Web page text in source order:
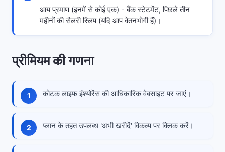
आय प्रमाण (इनमें से कोई एक) - बैंक स्टेटमेंट, पिछले तीन
महीनों की सैलरी स्लिप (यदि आप वेतनभोगी हैं)।
प्रीमियम की गणना
कोटक लाइफ इंश्योरेंस की आधिकारिक वेबसाइट पर जाएं।
प्लान के तहत उपलब्ध 'अभी खरीदें' विकल्प पर क्लिक करें।